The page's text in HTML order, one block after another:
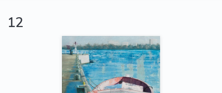
12